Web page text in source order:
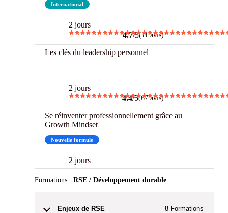
International
2 jours
4.7/5(11 avis)
Les clés du leadership personnel
2 jours
4.4/5(67 avis)
Se réinventer professionnellement grâce au
Growth Mindset
Nouvelle formule
2 jours
Formations : RSE / Développement durable
Enjeux de RSE 8 Formations